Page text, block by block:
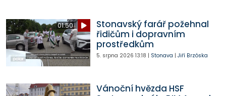
01:50
Stonavský farář požehnal
řidičům i dopravním
prostředkům
5. srpna 2026 13:18 | Stonava | Jiří Brzóska
Vánoční hvězda HSF